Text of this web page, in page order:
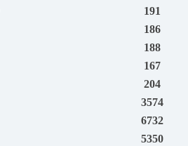
191
186
188
167
204
3574
6732
5350